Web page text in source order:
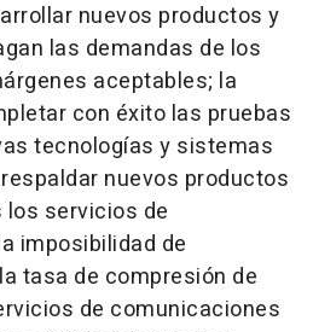
nuevos productos y
las demandas de los
aceptables; la
con éxito las pruebas
tecnologías y sistemas
nuevos productos
servicios de
imposibilidad de
tasa de compresión de
de comunicaciones